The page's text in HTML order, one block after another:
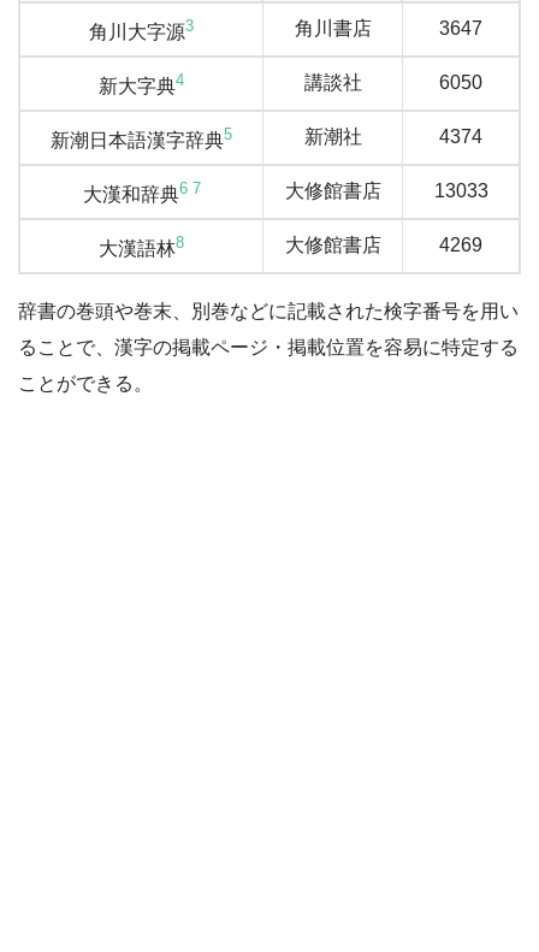
角川大字源3 角川書店 3647
新大字典4 講談社 6050
新潮日本語漢字辞典5 新潮社 4374
大漢和辞典6 7 大修館書店 13033
大漢語林8 大修館書店 4269
辞書の巻頭や巻末、別巻などに記載された検字番号を用い
ることで、漢字の掲載ページ・掲載位置を容易に特定する
ことができる。